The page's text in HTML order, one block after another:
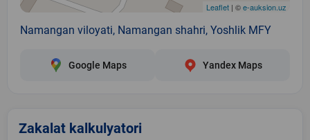
Leaflet | ©e-auksion.uz
Namangan viloyati, Namangan shahri, Yoshlik MFY
Google Maps Yandex Maps
Zakalat kalkulyatori